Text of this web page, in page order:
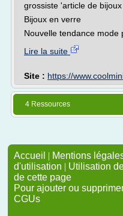
grossiste 'article de
Bijoux en verre
Nouvelle tendance mode
Lire la suite
Site : https://
4 Ressources
Accueil | Mentions
d'utilisation | Utilisation
de cette page
Pour ajouter ou
CGUs